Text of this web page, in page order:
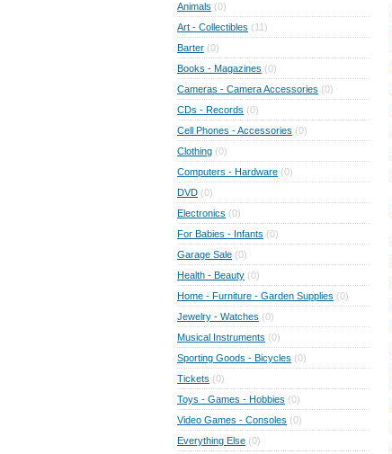
Animals (0)
Art - Collectibles (11)
Barter (0)
Books - Magazines (0)
Cameras - Camera Accessories (0)
CDs - Records (0)
Cell Phones - Accessories (0)
Clothing (0)
Computers - Hardware (0)
DVD (0)
Electronics (0)
For Babies - Infants (0)
Garage Sale (0)
Health - Beauty (0)
Home - Furniture - Garden Supplies (0)
Jewelry - Watches (0)
Musical Instruments (0)
Sporting Goods - Bicycles (0)
Tickets (0)
Toys - Games - Hobbies (0)
Video Games - Consoles (0)
Everything Else (0)